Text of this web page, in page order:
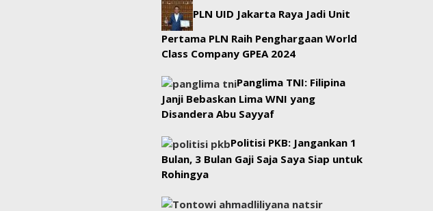
PLN UID Jakarta Raya Jadi Unit
Pertama PLN Raih Penghargaan World
Class Company GPEA 2024
Panglima TNI: Filipina
Janji Bebaskan Lima WNI yang
Disandera Abu Sayyaf
Politisi PKB: Jangankan 1
Bulan, 3 Bulan Gaji Saja Saya Siap untuk
Rohingya